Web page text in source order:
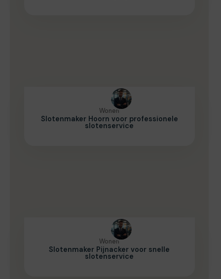
Wonen
Slotenmaker Hoorn voor professionele
slotenservice
Wonen
Slotenmaker Pijnacker voor snelle
slotenservice